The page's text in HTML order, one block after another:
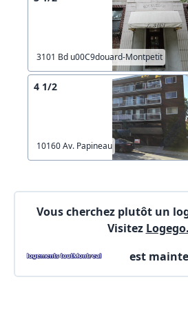
3101 Bd u00C9douard-Montpetit
4 1/2
10160 Av. Papineau
Vous cherchez plutôt un
Visitez
est
X
Lien vers inscription (sera
Copier lien
X